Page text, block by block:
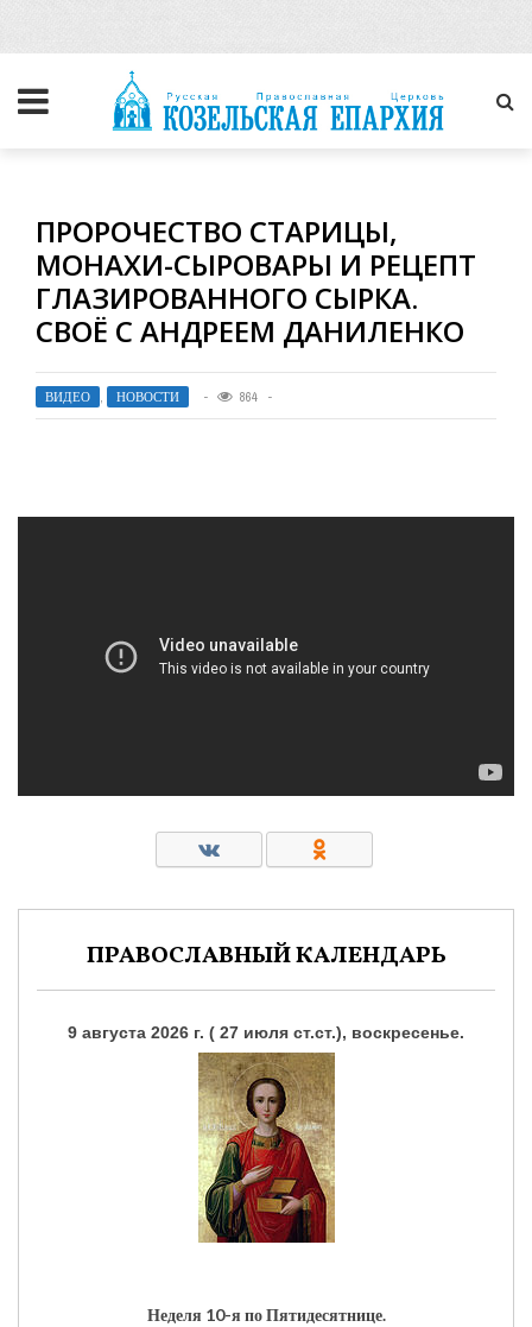
ПРОРОЧЕСТВО СТАРИЦЫ,
МОНАХИ-СЫРОВАРЫ И РЕЦЕПТ
ГЛАЗИРОВАННОГО СЫРКА.
СВОЁ С АНДРЕЕМ ДАНИЛЕНКО
ВИДЕО , НОВОСТИ 864
ПРАВОСЛАВНЫЙ КАЛЕНДАРЬ
9 августа 2026 г. ( 27 июля ст.ст.), воскресенье.
Неделя 10-я по Пятидесятнице.